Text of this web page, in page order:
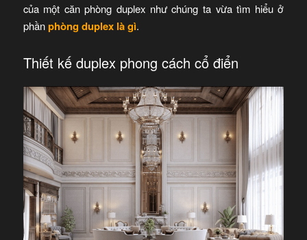
của một căn phòng duplex như chúng ta vừa tìm hiểu ở
phầnphòng duplex là gì.
Thiết kế duplex phong cách cổ điển